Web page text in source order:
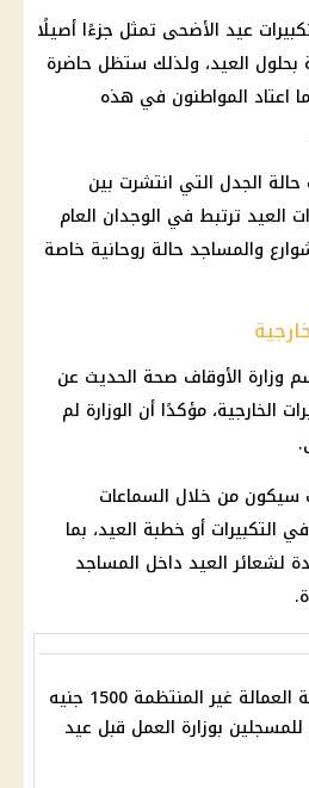
عيد الأضحى تمثل جزءًا أصيلًا
بحلول العيد، ولذلك ستظل حاضرة
اعتاد المواطنون في هذه
الجدل التي انتشرت بين
العيد ترتبط في الوجدان العام
والمساجد حالة روحانية خاصة
وزارة الأوقاف صحة الحديث عن
الخارجية، مؤكدًا أن الوزارة لم
من خلال السماعات
التكبيرات أو خطبة العيد، بما
لشعائر العيد داخل المساجد
صرف منحة العمالة غير المنتظمة 1500 جنيه
للمسجلين بوزارة العمل قبل عيد